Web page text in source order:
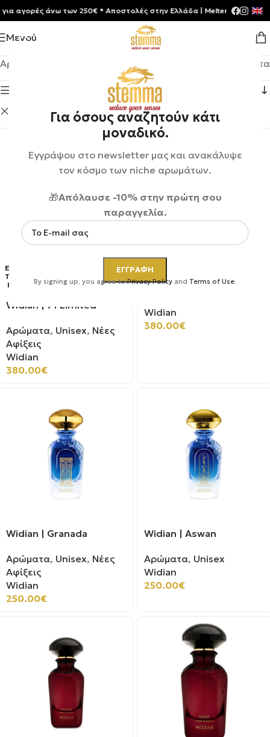
Για όσους αναζητούν κάτι
μοναδικό.
Εγγράψου στο newsletter μας και ανακάλυψε
τον κόσμο των niche αρωμάτων.
🎁Απόλαυσε -10% στην πρώτη σου
παραγγελία.
By signing up, you agree toPrivacy Policy and Terms of Use.
Μενού
Αρχική σελίδα Βλέπετε 1–12 από 17 αποτελέσματα
Εμφάνιση πλευρικής μπάρας
Εκκαθάριση φίλτρων Widian
ΕΞΑΝ
ΤΛΉΘ
ΗΚΕ
Widian | 71 Limited
Αρώματα, Unisex, Νέες
Αφίξεις
Widian
380.00€
Widian | Luban
Widian
380.00€
Widian | Granada
Αρώματα, Unisex, Νέες
Αφίξεις
Widian
250.00€
Widian | Aswan
Αρώματα, Unisex
Widian
250.00€
άνω των 250€ * Aποστολές στην Ελλάδα | Meltemia Exclusive